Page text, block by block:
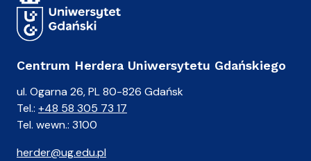
Centrum Herdera Uniwersytetu Gdańskiego
ul. Ogarna 26, PL 80-826 Gdańsk
Tel.: +48 58 305 73 17
Tel. wewn.: 3100
herder@ug.edu.pl